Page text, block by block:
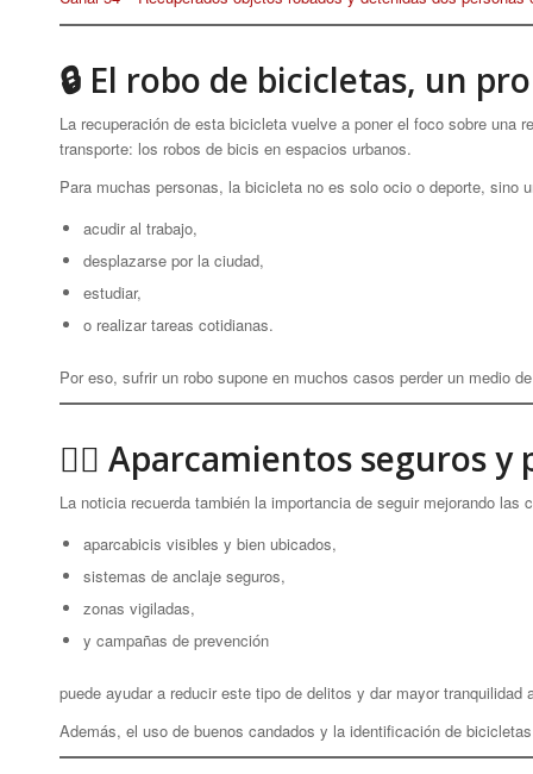
🔒 El robo de bicicletas, un
La recuperación de esta bicicleta vuelve a poner el foco sobre una
transporte: los robos de bicis en espacios urbanos.
Para muchas personas, la bicicleta no es solo ocio o deporte, sino
acudir al trabajo,
desplazarse por la ciudad,
estudiar,
o realizar tareas cotidianas.
Por eso, sufrir un robo supone en muchos casos perder un medio
🚴‍♀️ Aparcamientos seguros y
La noticia recuerda también la importancia de seguir mejorando
aparcabicis visibles y bien ubicados,
sistemas de anclaje seguros,
zonas vigiladas,
y campañas de prevención
puede ayudar a reducir este tipo de delitos y dar mayor tranquilidad
Además, el uso de buenos candados y la identificación de